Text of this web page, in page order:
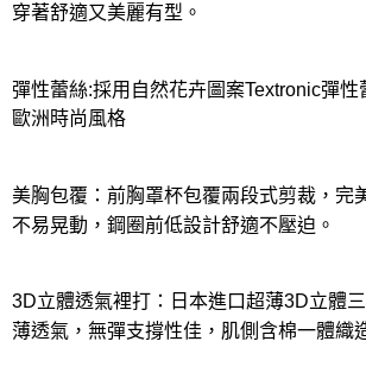
穿著舒適又美麗有型。
彈性蕾絲:採用自然花卉圖案Textronic彈性
歐洲時尚風格
美胸包覆：前胸罩杯包覆兩段式剪裁，完
不易晃動，鋼圈前低設計舒適不壓迫。
3D立體透氣裡打：日本進口超薄3D立體
薄透氣，無彈支撐性佳，肌側含棉一體織